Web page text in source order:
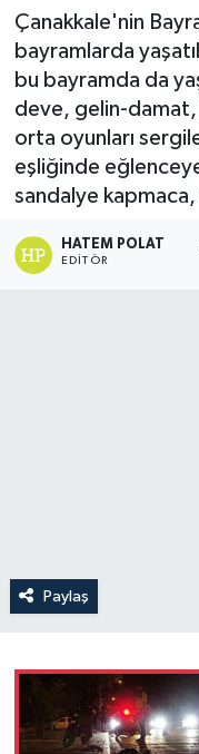
Çanakkale'nin
bayramlarda
bu bayramda da
deve, gelin-damat,
orta oyunları
eşliğinde eğlenceye
sandalye kapmaca,
HATEM POLAT
EDITÖR
Paylaş